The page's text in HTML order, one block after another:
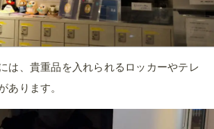
は、貴重品を入れられるロッカーやテレ
あります。